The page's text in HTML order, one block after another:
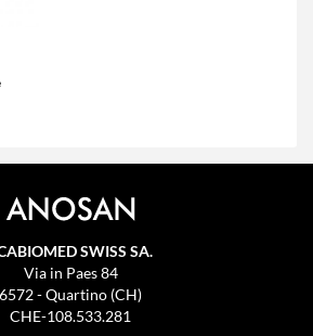
SWISS SA.
Via in Paes 84
6572 - Quartino (CH)
CHE-108.533.281